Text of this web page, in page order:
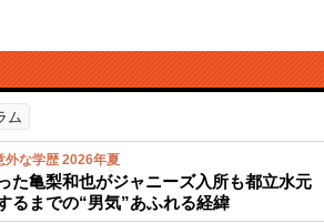
ム
外な学歴 2026年夏
た亀梨和也がジャニーズ入所も都立水元
るまでの“男気”あふれる経緯